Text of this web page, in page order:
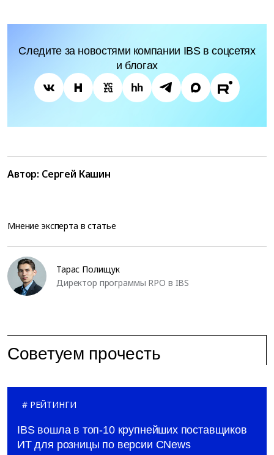
Следите за новостями компании IBS в соцсетях
и блогах
Автор: Сергей Кашин
Мнение эксперта в статье
Тарас Полищук
Директор программы RPO в IBS
Советуем прочесть
РЕЙТИНГИ
IBS вошла в топ-10 крупнейших поставщиков
ИТ для розницы по версии CNews